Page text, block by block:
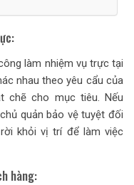
làm nhiệm vụ trực tại
nhau theo yêu cẩu của
chẽ cho mục tiêu. Nếu
quản bảo vệ tuyệt đối
khỏi vị trí để làm việc
hàng: